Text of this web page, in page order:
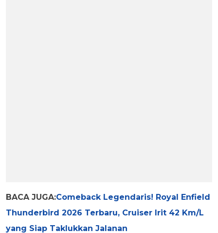
BACA JUGA:Comeback Legendaris! Royal Enfield
Thunderbird 2026 Terbaru, Cruiser Irit 42 Km/L
yang Siap Taklukkan Jalanan